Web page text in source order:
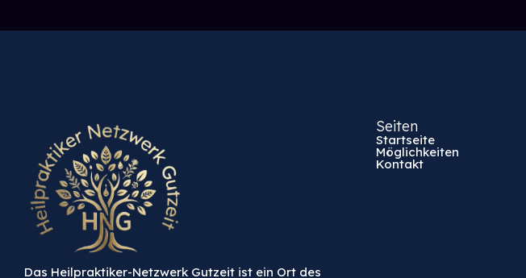
Das Heilpraktiker-Netzwerk Gutzeit ist ein Ort des
Seiten
Startseite
Möglichkeiten
Kontakt